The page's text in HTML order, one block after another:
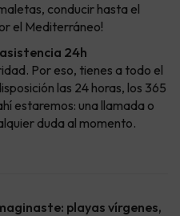
conducir hasta el
el Mediterráneo!
24h
Por eso, tienes a todo el
las 24 horas, los 365
estaremos: una llamada o
duda al momento.
playas vírgenes,